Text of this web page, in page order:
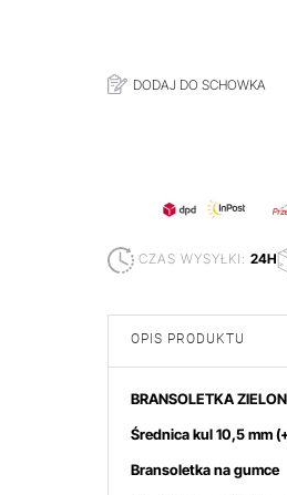
DODAJ DO SCHOWKA
CZAS WYSYŁKI: 24H
OPIS PRODUKTU
BRANSOLETKA
Średnica kul 10,5mm
Bransoletka na gumce